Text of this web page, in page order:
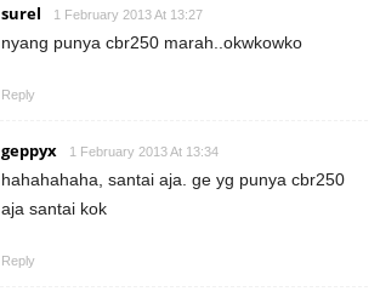
surel 1 February 2013 At 13:27
nyang punya cbr250 marah..okwkowko
Reply
geppyx 1 February 2013 At 13:34
hahahahaha, santai aja. ge yg punya cbr250
aja santai kok
Reply